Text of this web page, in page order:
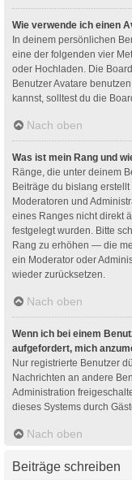
Wie verwende ich einen
In deinem persönlichen
eine der folgenden vier
oder Hochladen. Die
Benutzer Avatare
kannst, solltest du die
Nach oben
Was ist mein Rang und
Ränge, die unter deinem
Beiträge du bislang
Moderatoren und
eines Ranges nicht direkt
festgelegt wurden. Bitte
Rang zu erhöhen — die
ein Moderator oder
wieder zurücksetzen.
Nach oben
Wenn ich bei einem
aufgefordert, mich
Nur registrierte Benutzer
Nachrichten an andere
Administration
dieses Systems durch
Nach oben
Beiträge schreiben